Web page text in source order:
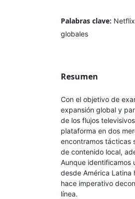
Palabras clave:
globales
Resumen
Con el objetivo de
expansión global y
de los flujos
plataforma en dos
encontramos tácticas
de contenido local,
Aunque identificamos
desde América Latina
hace imperativo
línea.